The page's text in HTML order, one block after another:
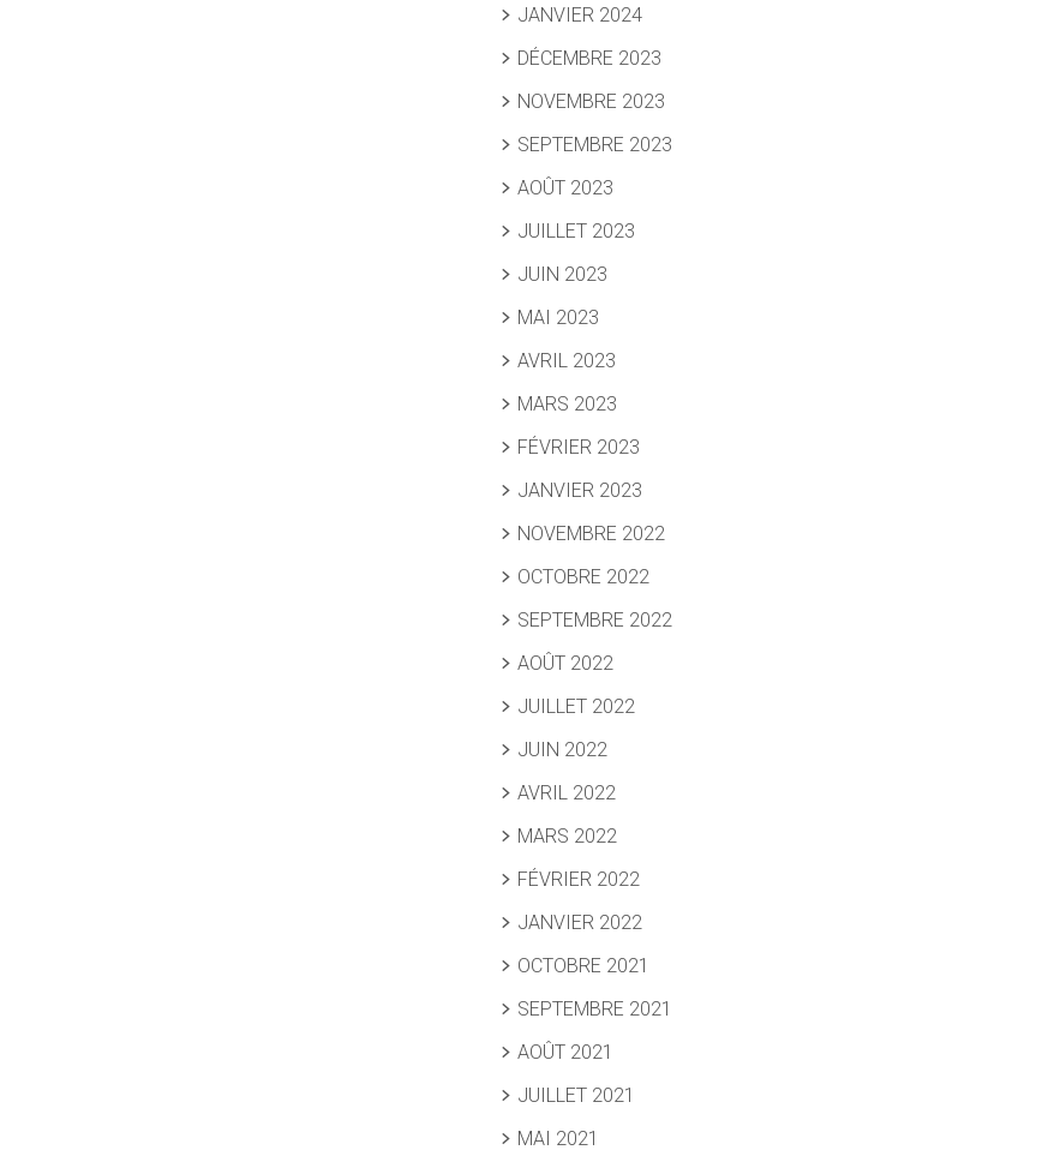
JANVIER 2024
DÉCEMBRE 2023
NOVEMBRE 2023
SEPTEMBRE 2023
AOÛT 2023
JUILLET 2023
JUIN 2023
MAI 2023
AVRIL 2023
MARS 2023
FÉVRIER 2023
JANVIER 2023
NOVEMBRE 2022
OCTOBRE 2022
SEPTEMBRE 2022
AOÛT 2022
JUILLET 2022
JUIN 2022
AVRIL 2022
MARS 2022
FÉVRIER 2022
JANVIER 2022
OCTOBRE 2021
SEPTEMBRE 2021
AOÛT 2021
JUILLET 2021
MAI 2021